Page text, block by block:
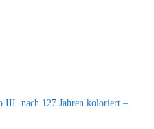
III. nach 127 Jahren koloriert –